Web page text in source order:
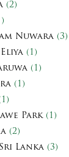
(2)
Nuwara (3)
(1)
(1)
(1)
Park(1)
(2)
Lanka (3)